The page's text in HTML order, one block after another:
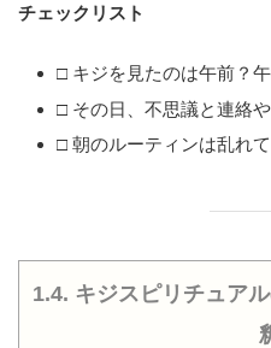
チェックリスト
□ キジを見たのは午前？午
□ その日、不思議と連絡
□ 朝のルーティンは乱れ
1.4. キジスピリチュア